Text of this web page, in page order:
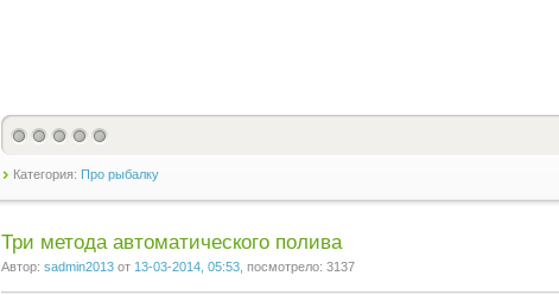
Категория: Про рыбалку
Три метода автоматического полива
Автор: sadmin2013 от 13-03-2014, 05:53 , посмотрело: 3137